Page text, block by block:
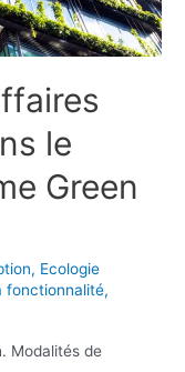
le
Green
, Ecologie
fonctionnalité,
Modalités de